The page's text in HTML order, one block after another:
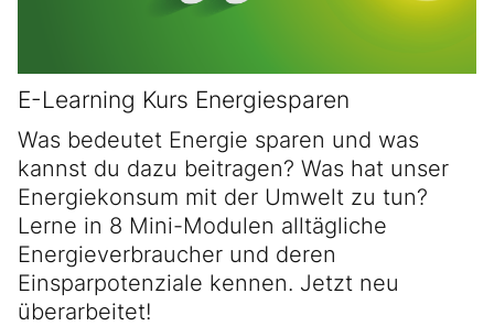
E-Learning Kurs Energiesparen
Was bedeutet Energie sparen und was
kannst du dazu beitragen? Was hat unser
Energiekonsum mit der Umwelt zu tun?
Lerne in 8 Mini-Modulen alltägliche
Energieverbraucher und deren
Einsparpotenziale kennen. Jetzt neu
überarbeitet!